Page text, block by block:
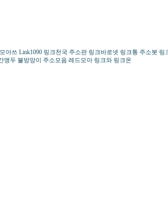
쓰 Link1090 링크천국 주소판 링크바로넷 링크통 주소봇
두 불방망이 주소모음 레드모아 링크와 링크온